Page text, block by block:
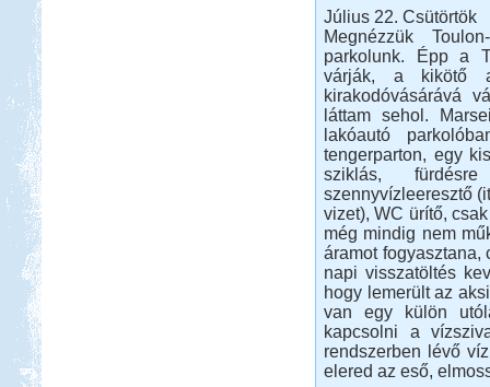
Július 22. Csütörtök
Megnézzük
parkolunk. Épp a
várják, a kikötő
kirakodóvásárává
láttam sehol.
lakóautó
tengerparton, egy
sziklás,
szennyvízleeresztő
vizet), WC ürítő,
még mindig nem
áramot fogyasztana,
napi visszatöltés
hogy lemerült az
van egy külön
kapcsolni a
rendszerben lévő
elered az eső,